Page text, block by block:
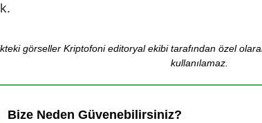
görseller Kriptofoni editoryal ekibi tarafından özel
kullanılamaz.
Bize Neden Güvenebilirsiniz?